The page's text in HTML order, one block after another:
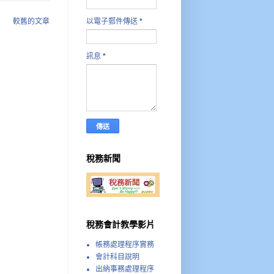
較舊的文章 以電子郵件傳送 *
訊息 *
稅務新聞
稅務會計教學影片
帳務處理程序實務
會計科目說明
出納事務處理程序